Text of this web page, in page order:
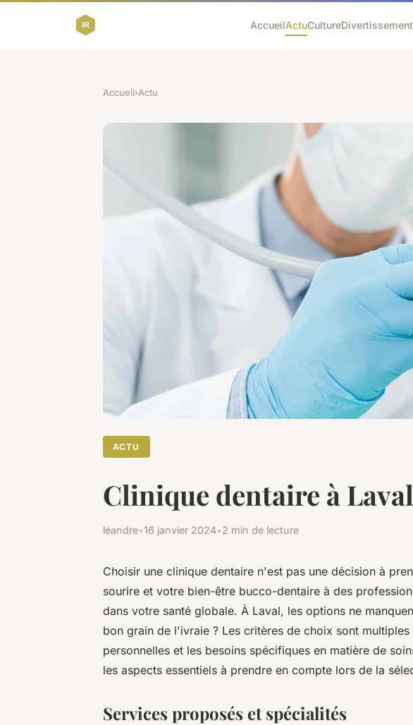
AccueilActuCultureDivertissement
Accueil›Actu
ACTU
Clinique dentaire à
léandre•16 janvier 2024•2 min de lecture
Choisir une clinique dentaire n'est pas une décision à
sourire et votre bien-être bucco-dentaire à des
dans votre santé globale. À Laval, les options ne
bon grain de l'ivraie ? Les critères de choix sont
personnelles et les besoins spécifiques en matière de
les aspects essentiels à prendre en compte lors de la
Services proposés et spécialités